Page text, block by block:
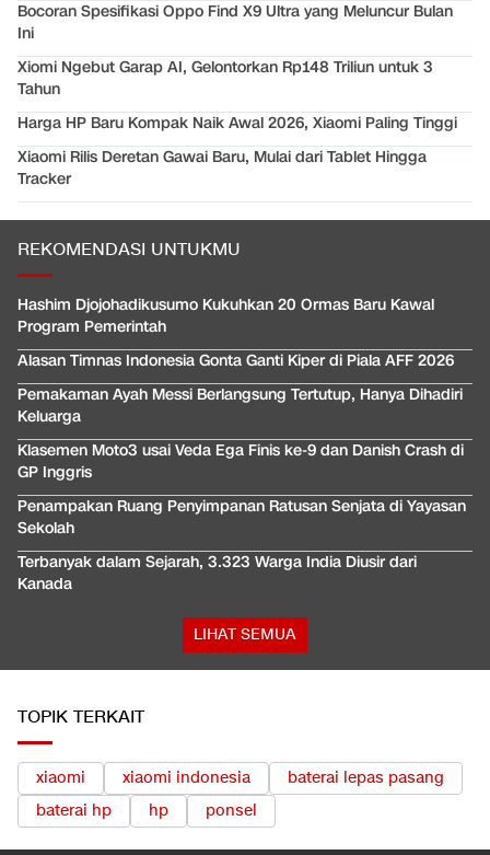
Bocoran Spesifikasi Oppo Find X9 Ultra yang Meluncur Bulan
Ini
Xiomi Ngebut Garap AI, Gelontorkan Rp148 Triliun untuk 3
Tahun
Harga HP Baru Kompak Naik Awal 2026, Xiaomi Paling Tinggi
Xiaomi Rilis Deretan Gawai Baru, Mulai dari Tablet Hingga
Tracker
REKOMENDASI UNTUKMU
Hashim Djojohadikusumo Kukuhkan 20 Ormas Baru Kawal
Program Pemerintah
Alasan Timnas Indonesia Gonta Ganti Kiper di Piala AFF 2026
Pemakaman Ayah Messi Berlangsung Tertutup, Hanya Dihadiri
Keluarga
Klasemen Moto3 usai Veda Ega Finis ke-9 dan Danish Crash di
GP Inggris
Penampakan Ruang Penyimpanan Ratusan Senjata di Yayasan
Sekolah
Terbanyak dalam Sejarah, 3.323 Warga India Diusir dari
Kanada
LIHAT SEMUA
TOPIK TERKAIT
xiaomi xiaomi indonesia
baterai lepas pasang
baterai hp
hp ponsel